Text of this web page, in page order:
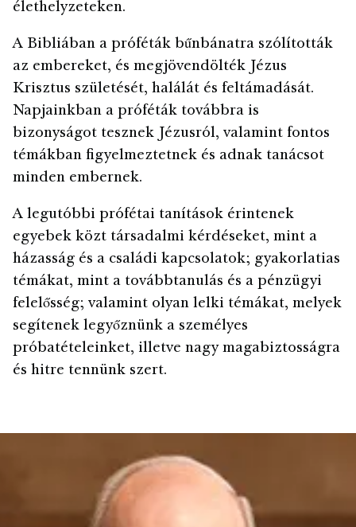
élethelyzeteken.
A Bibliában a próféták bűnbánatra szólították
az embereket, és megjövendölték Jézus
Krisztus születését, halálát és feltámadását.
Napjainkban a próféták továbbra is
bizonyságot tesznek Jézusról, valamint fontos
témákban figyelmeztetnek és adnak tanácsot
minden embernek.
A legutóbbi prófétai tanítások érintenek
egyebek közt társadalmi kérdéseket, mint a
házasság és a családi kapcsolatok; gyakorlatias
témákat, mint a továbbtanulás és a pénzügyi
felelősség; valamint olyan lelki témákat, melyek
segítenek legyőznünk a személyes
próbatételeinket, illetve nagy magabiztosságra
és hitre tennünk szert.